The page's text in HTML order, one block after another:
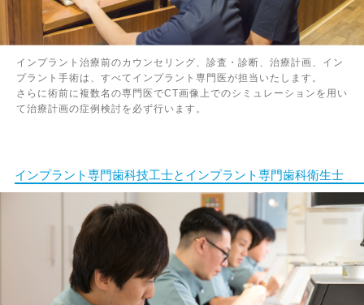
インプラント治療前のカウンセリング、診査・診断、治療計画、イン
プラント手術は、すべてインプラント専門医が担当いたします。
さらに術前に複数名の専門医でCT画像上でのシミュレーションを用い
て治療計画の症例検討を必ず行います。
インプラント専門歯科技工士とインプラント専門歯科衛生士